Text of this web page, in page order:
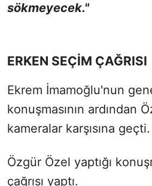
sökmeyecek."
ERKEN SEÇİM ÇAĞRISI
Ekrem İmamoğlu'nun
konuşmasının ardından
kameralar karşısına geçti.
Özgür Özel yaptığı
çağrısı yaptı.